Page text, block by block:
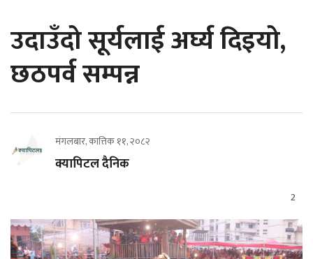
उदाउँदो सूर्यलाई अर्घ्य दिइयो,
छठपर्व सम्पन्न
मंगलबार, कात्तिक ११, २०८२
क्यापिटल दैनिक
2